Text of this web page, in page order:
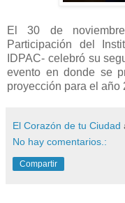
El 30 de
Participación del
IDPAC- celebró su
evento en donde se
proyección para el año
El Corazón de tu Ciudad
No hay comentarios.:
Compartir